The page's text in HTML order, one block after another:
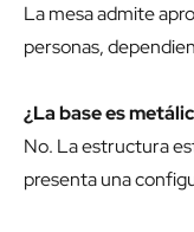
La mesa admite
personas,
¿La base es
No. La estructura
presenta una